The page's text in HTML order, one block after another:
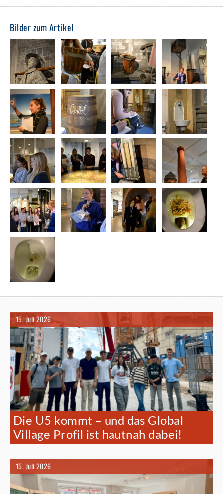
Bilder zum Artikel
15. Juli 2026
Die U5 kommt – und das Global
Village Profil ist hautnah dabei!
15. Juli 2026